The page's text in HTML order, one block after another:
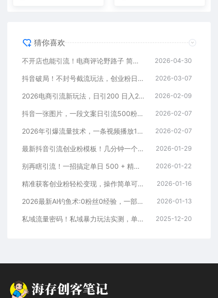
猜你喜欢
不开店也能引流！电商评论野路子 简单粗暴 有手就能做 2026-04-30
抖音破局！不封号截流玩法，创业粉日涨 200 + 实操指南 2026-03-07
2026电商引流新玩法，日引200 日入2500+ 2026-02-09
抖音一张图片，一段文案日引流500粉，新手小白，轻松上手 2026-02-07
2026年引爆流量技术，一条视频播放100W＋，无脑发，小白轻松上手 2026-02-07
最新抖音引流创业粉模板！几分钟一个视频，非常暴力，小白直接可上手操作！ 2026-01-29
别再瞎引流！一招搞定单日 500 + 精准粉，微信直接爆仓 2026-01-22
精准获客创业粉轻松变现，操作简单可放大，单日轻松3000+ 2026-01-16
2026最新AI钓鱼术:0粉丝0经验，一部手机就能开启赚钱模式 2026-01-13
私域流量密码！私域暴力玩法实测，单日 500 + 精准粉直接加满 2025-12-20